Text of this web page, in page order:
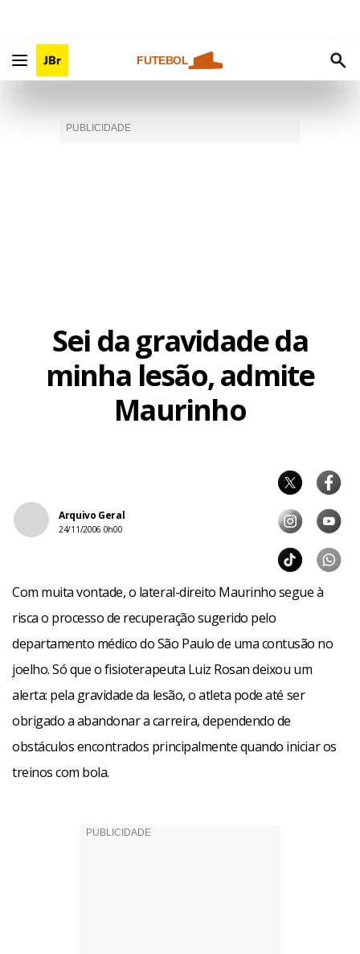
FUTEBOL
Sei da gravidade da
minha lesão, admite
Maurinho
Arquivo Geral
24/11/2006 0h00
Com muita vontade, o lateral-direito Maurinho segue à
risca o processo de recuperação sugerido pelo
departamento médico do São Paulo de uma contusão no
joelho. Só que o fisioterapeuta Luiz Rosan deixou um
alerta: pela gravidade da lesão, o atleta pode até ser
obrigado a abandonar a carreira, dependendo de
obstáculos encontrados principalmente quando iniciar os
treinos com bola.